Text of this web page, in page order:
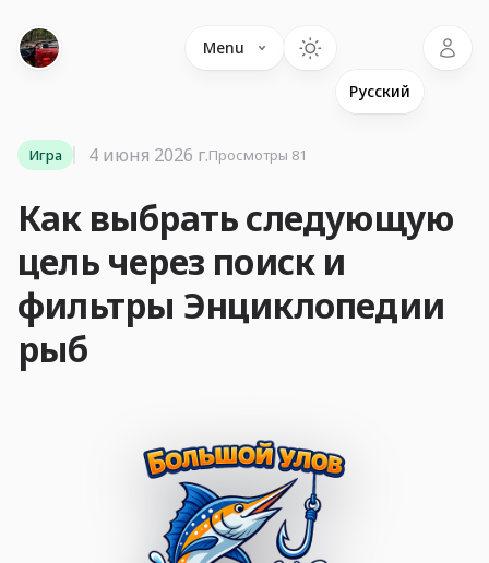
Menu
Как выбрать следующую
цель через поиск и
фильтры Энциклопедии
рыб
Игра 4 июня 2026 г.Просмотры 81